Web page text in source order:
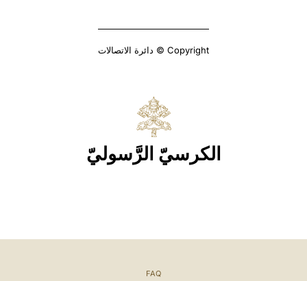
Copyright © دائرة الاتصالات
الكرسيّ الرَّسوليّ
FAQ